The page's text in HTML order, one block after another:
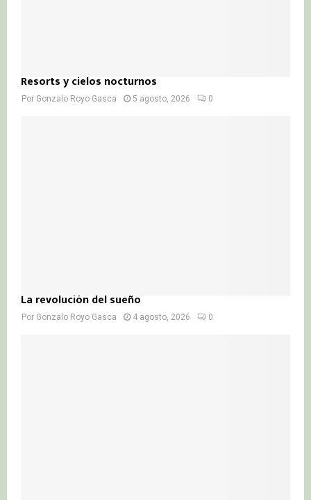
Resorts y cielos nocturnos
Por Gonzalo Royo Gasca 5 agosto, 2026 0
La revolución del sueño
Por Gonzalo Royo Gasca 4 agosto, 2026 0